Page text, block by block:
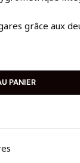
grâce aux
PANIER